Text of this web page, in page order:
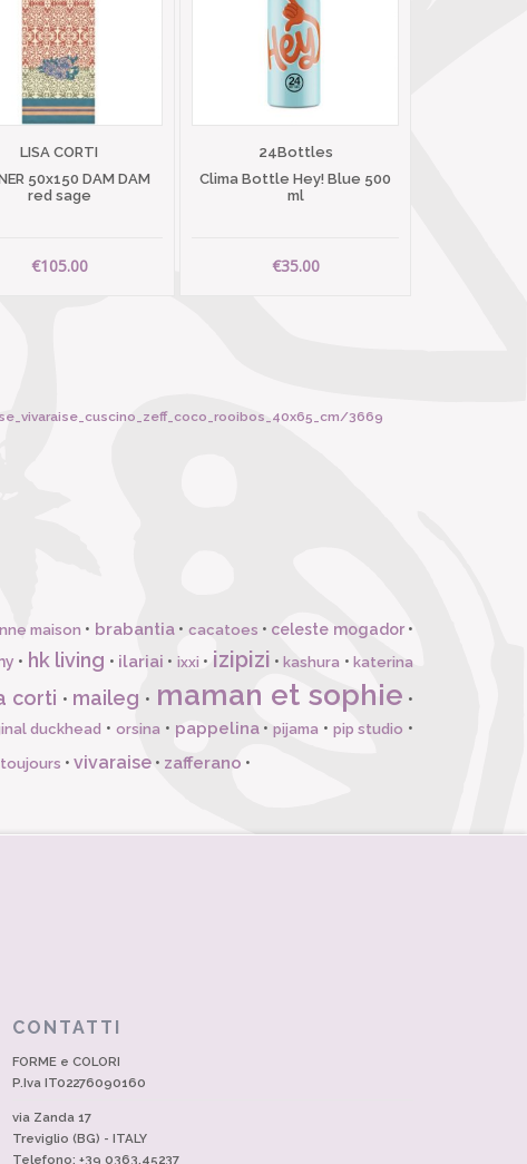
LISA CORTI
50x150 DAM DAM
red sage
€105.00
24Bottles
Clima Bottle Hey! Blue 500
ml
€35.00
3669
maison • brabantia• cacatoes • celeste mogador•
• hk living • ilariai • ixxi • izipizi •kashura •katerina
corti • maileg • maman et sophie •
duckhead • orsina • pappelina•pijama • pip studio •
toujours • vivaraise • zafferano •
CONTATTI
FORME e COLORI
P.Iva IT02276090160
via Zanda 17
Treviglio (BG) - ITALY
Telefono: +39 0363.45237